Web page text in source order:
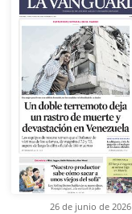
26 de junio de 2026